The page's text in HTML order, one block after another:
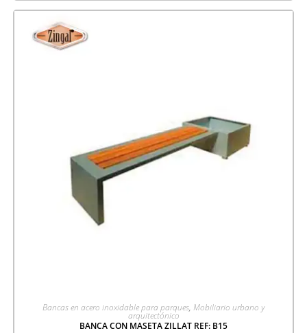
AGREGAR A COTIZACIÓN
Bancas en acero inoxidable para parques, Mobiliario urbano y
arquitectónico
BANCA CON MASETA ZILLAT REF: B15